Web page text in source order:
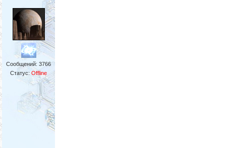
Сообщений:3766
Статус:Offline